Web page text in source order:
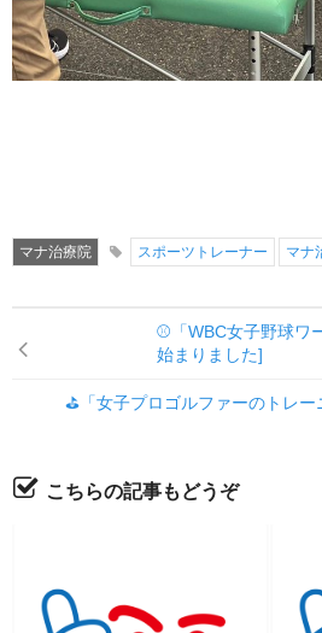
マナ治療院 スポーツトレーナー マナ
⚾「WBC女子野球ワ
始まりました]
⛳「女子プロゴルファーのトレー
こちらの記事もどうぞ